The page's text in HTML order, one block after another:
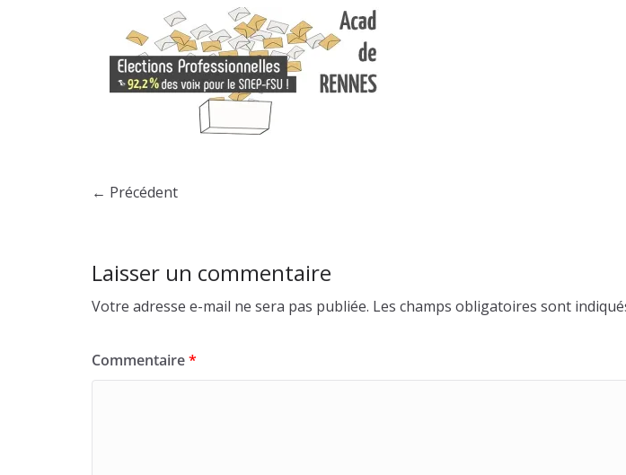
← Précédent
Laisser un commentaire
Votre adresse e-mail ne sera pas publiée. Les champs obligatoires sont
Commentaire*